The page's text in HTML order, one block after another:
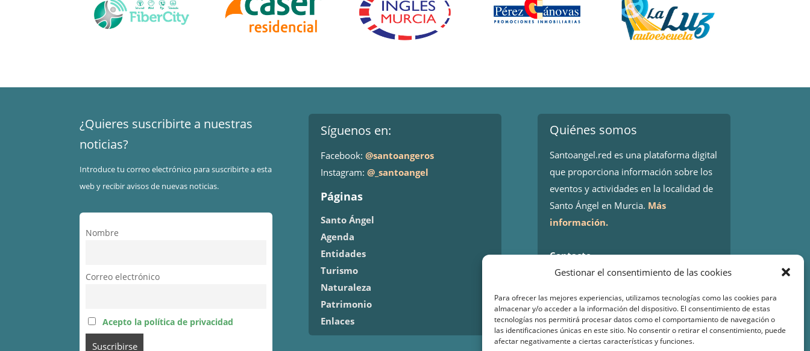
Gestionar el consentimiento de las cookies
Para ofrecer las mejores experiencias, utilizamos tecnologías como las cookies para
almacenar y/o acceder a la información del dispositivo. El consentimiento de estas
tecnologías nos permitirá procesar datos como el comportamiento de navegación o
las identificaciones únicas en este sitio. No consentir o retirar el consentimiento, puede
afectar negativamente a ciertas características y funciones.
¿Quieres suscribirte a nuestras
noticias?
Introduce tu correo electrónico para suscribirte a esta
web y recibir avisos de nuevas noticias.
Nombre
Correo electrónico
Acepto la política de privacidad
Síguenos en:
Facebook: @santoangeros
Instagram: @_santoangel
Páginas
Santo Ángel
Agenda
Entidades
Turismo
Naturaleza
Patrimonio
Enlaces
Quiénes somos
Santoangel.red es una plataforma digital
que proporciona información sobre los
eventos y actividades en la localidad de
Santo Ángel en Murcia. Más
información.
Contacto
Isaac Peral 2
WhatsApp: 644 98 30 23
Email: info@santoangel.red